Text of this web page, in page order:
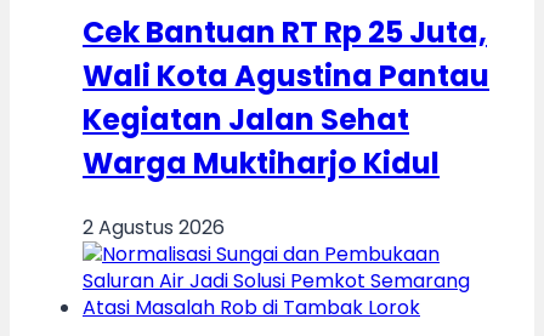
Cek Bantuan RT Rp 25 Juta,
Wali Kota Agustina Pantau
Kegiatan Jalan Sehat
Warga Muktiharjo Kidul
2 Agustus 2026